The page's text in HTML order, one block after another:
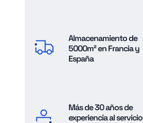
Almacenamiento de
5000m² en Francia y
España
Más de 30 años de
experiencia al servicio